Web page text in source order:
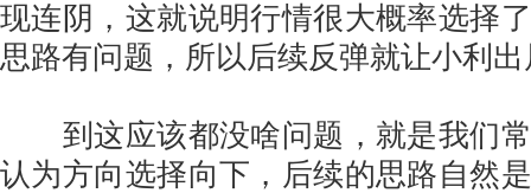
现连阴，这就说明行情很大概率选择
思路有问题，所以后续反弹就让小利
到这应该都没啥问题，就是我们常
认为方向选择向下，后续的思路自然